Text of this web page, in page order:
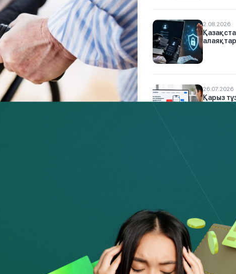
оның ішінде әлеуметтік
және дамыту агенттігі (бұдан
ұйымдарға, микроқаржы
клиентімен уағдаластық
2.08.2026
26.07.2026
Қарыз
тәсілін
30.12.2024